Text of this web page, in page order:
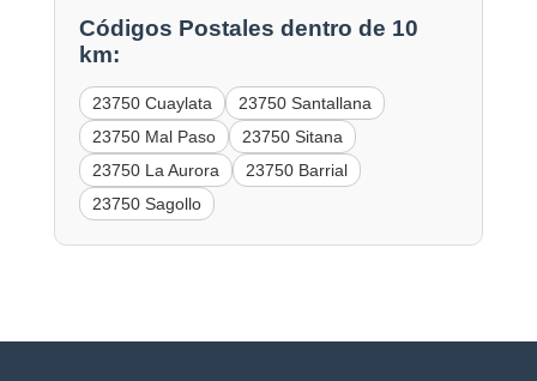
Códigos Postales dentro de 10
km:
23750 Cuaylata
23750 Santallana
23750 Mal Paso
23750 Sitana
23750 La Aurora
23750 Barrial
23750 Sagollo